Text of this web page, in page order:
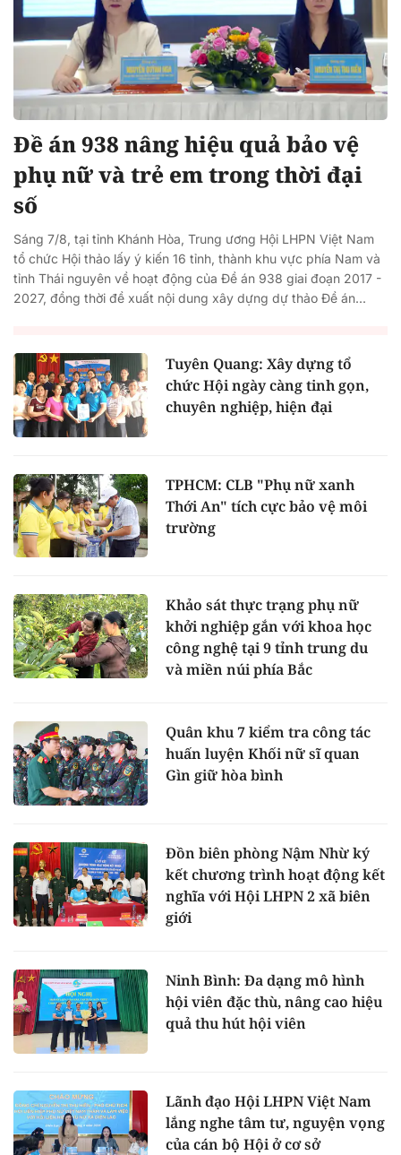
Đề án 938 nâng hiệu quả bảo vệ
phụ nữ và trẻ em trong thời đại
số
Sáng 7/8, tại tỉnh Khánh Hòa, Trung ương Hội LHPN Việt Nam
tổ chức Hội thảo lấy ý kiến 16 tỉnh, thành khu vực phía Nam và
tỉnh Thái nguyên về hoạt động của Đề án 938 giai đoạn 2017 -
2027, đồng thời đề xuất nội dung xây dựng dự thảo Đề án...
Tuyên Quang: Xây dựng tổ
chức Hội ngày càng tinh gọn,
chuyên nghiệp, hiện đại
TPHCM: CLB "Phụ nữ xanh
Thới An" tích cực bảo vệ môi
trường
Khảo sát thực trạng phụ nữ
khởi nghiệp gắn với khoa học
công nghệ tại 9 tỉnh trung du
và miền núi phía Bắc
Quân khu 7 kiểm tra công tác
huấn luyện Khối nữ sĩ quan
Gìn giữ hòa bình
Đồn biên phòng Nậm Nhừ ký
kết chương trình hoạt động kết
nghĩa với Hội LHPN 2 xã biên
giới
Ninh Bình: Đa dạng mô hình
hội viên đặc thù, nâng cao hiệu
quả thu hút hội viên
Lãnh đạo Hội LHPN Việt Nam
lắng nghe tâm tư, nguyện vọng
của cán bộ Hội ở cơ sở